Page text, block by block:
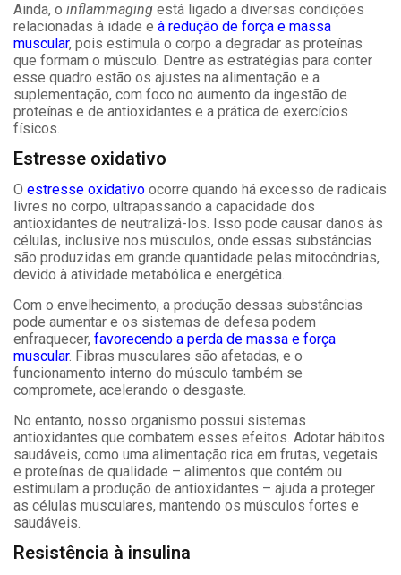
Ainda, o inflammaging está ligado a diversas condições
relacionadas à idade e à redução de força e massa
muscular, pois estimula o corpo a degradar as proteínas
que formam o músculo. Dentre as estratégias para conter
esse quadro estão os ajustes na alimentação e a
suplementação, com foco no aumento da ingestão de
proteínas e de antioxidantes e a prática de exercícios
físicos.
Estresse oxidativo
O estresse oxidativo ocorre quando há excesso de radicais
livres no corpo, ultrapassando a capacidade dos
antioxidantes de neutralizá-los. Isso pode causar danos às
células, inclusive nos músculos, onde essas substâncias
são produzidas em grande quantidade pelas mitocôndrias,
devido à atividade metabólica e energética.
Com o envelhecimento, a produção dessas substâncias
pode aumentar e os sistemas de defesa podem
enfraquecer, favorecendo a perda de massa e força
muscular. Fibras musculares são afetadas, e o
funcionamento interno do músculo também se
compromete, acelerando o desgaste.
No entanto, nosso organismo possui sistemas
antioxidantes que combatem esses efeitos. Adotar hábitos
saudáveis, como uma alimentação rica em frutas, vegetais
e proteínas de qualidade – alimentos que contém ou
estimulam a produção de antioxidantes – ajuda a proteger
as células musculares, mantendo os músculos fortes e
saudáveis.
Resistência à insulina